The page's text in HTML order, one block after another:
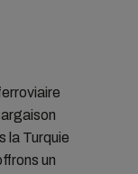
la Turquie
un